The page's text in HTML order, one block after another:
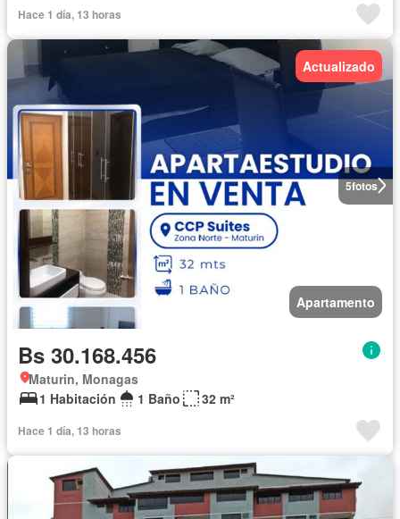
Hace 1 día, 13 horas
5fotos
Actualizado
Apartamento
Bs 30.168.456
Maturin, Monagas
1 Habitación
1 Baño 32 m²
Hace 1 día, 13 horas